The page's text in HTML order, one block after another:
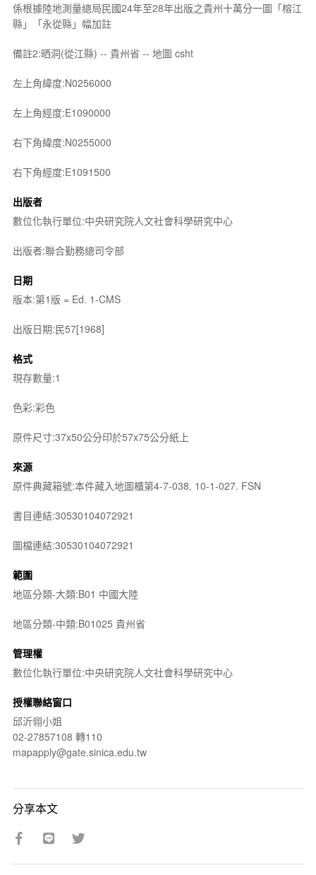
係根據陸地測量總局民國24年至28年出版之貴州十萬分一圖「榕江
縣」「永從縣」幅加註
備註2:晒洞(從江縣) -- 貴州省 -- 地圖 csht
左上角緯度:N0256000
左上角經度:E1090000
右下角緯度:N0255000
右下角經度:E1091500
出版者
數位化執行單位:中央研究院人文社會科學研究中心
出版者:聯合勤務總司令部
日期
版本:第1版 = Ed. 1-CMS
出版日期:民57[1968]
格式
現存數量:1
色彩:彩色
原件尺寸:37x50公分印於57x75公分紙上
來源
原件典藏箱號:本件藏入地圖櫃第4-7-038, 10-1-027. FSN
書目連結:30530104072921
圖檔連結:30530104072921
範圍
地區分類-大類:B01 中國大陸
地區分類-中類:B01025 貴州省
管理權
數位化執行單位:中央研究院人文社會科學研究中心
授權聯絡窗口
邱沂翎小姐
02-27857108 轉110
mapapply@gate.sinica.edu.tw
分享本文